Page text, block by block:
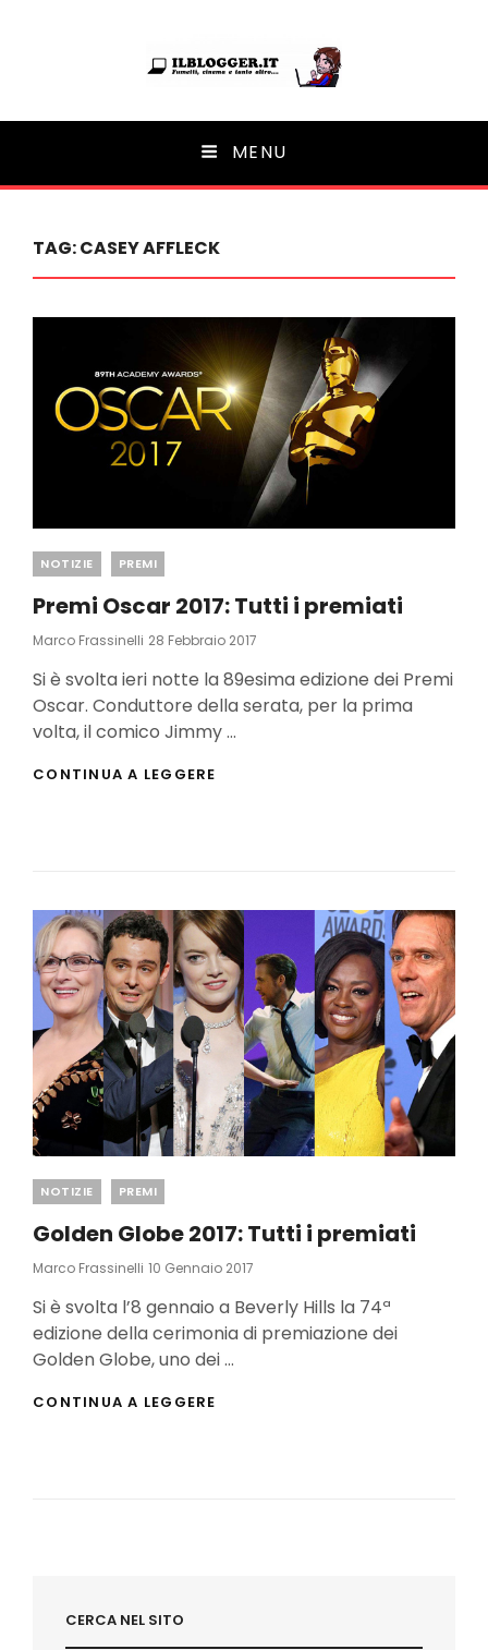
Ilblogger.it
Il portalino di blog | MENU
TAG:CASEY AFFLECK
Categories
NOTIZIE PREMI
Premi Oscar 2017: Tutti i premiati
Marco Frassinelli Posted
28 Febbraio 2017
Si è svolta ieri notte la 89esima edizione dei Premi
Oscar. Conduttore della serata, per la prima
volta, il comico Jimmy …
CONTINUA A LEGGERE
Categories
NOTIZIE PREMI
Golden Globe 2017: Tutti i premiati
Marco Frassinelli Posted
10 Gennaio 2017
Si è svolta l’8 gennaio a Beverly Hills la 74ª
edizione della cerimonia di premiazione dei
Golden Globe, uno dei …
CONTINUA A LEGGERE
CERCA NEL SITO